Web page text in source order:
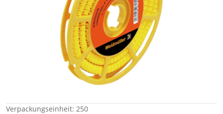
Verpackungseinheit: 250